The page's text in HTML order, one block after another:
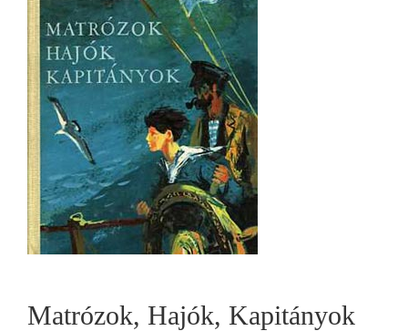
SHOP
KAPCSOLAT
CONTACT
US
Matrózok, Hajók, Kapitányok